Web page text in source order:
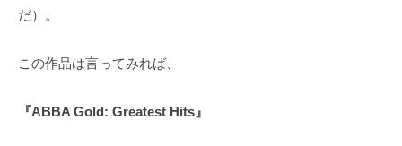
だ）。
この作品は言ってみれば、
『ABBA Gold: Greatest Hits』